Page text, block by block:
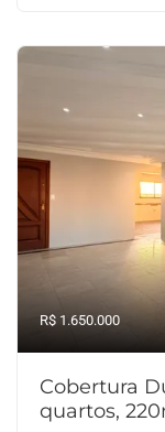
R$ 1.650.000
Cobertura
quartos,